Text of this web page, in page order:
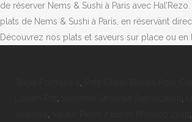
de réserver Nems & Sushi à Paris avec
plats de Nems & Sushi à Paris, en réservant
Découvrez nos plats et saveurs sur place ou en